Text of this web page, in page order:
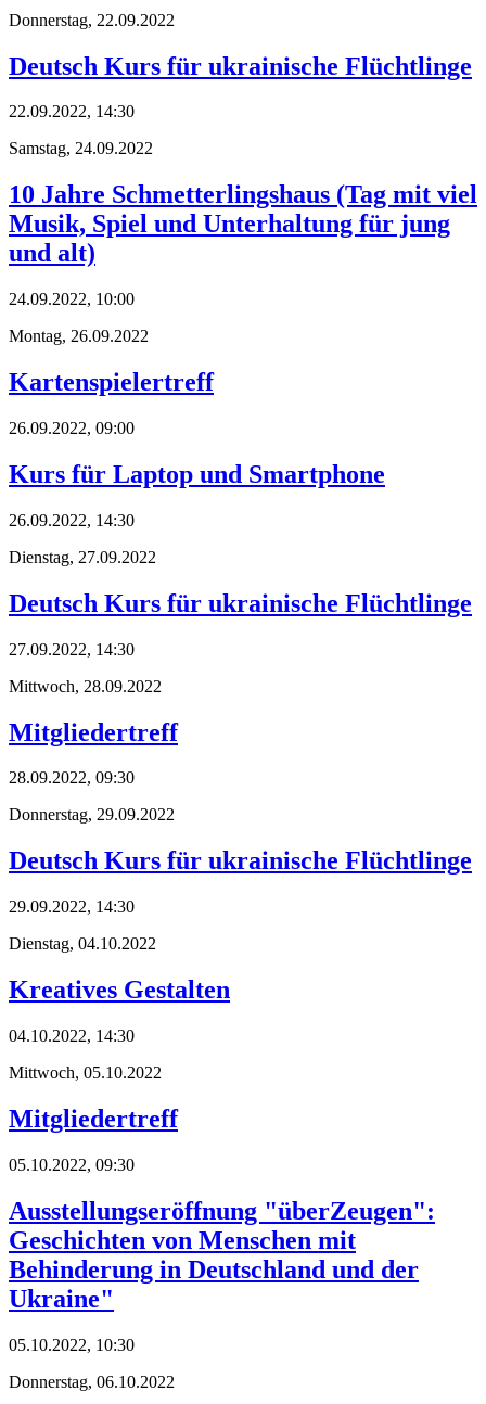
Donnerstag, 22.09.2022
Deutsch Kurs für ukrainische Flüchtlinge
22.09.2022, 14:30
Samstag, 24.09.2022
10 Jahre Schmetterlingshaus (Tag mit viel
Musik, Spiel und Unterhaltung für jung
und alt)
24.09.2022, 10:00
Montag, 26.09.2022
Kartenspielertreff
26.09.2022, 09:00
Kurs für Laptop und Smartphone
26.09.2022, 14:30
Dienstag, 27.09.2022
Deutsch Kurs für ukrainische Flüchtlinge
27.09.2022, 14:30
Mittwoch, 28.09.2022
Mitgliedertreff
28.09.2022, 09:30
Donnerstag, 29.09.2022
Deutsch Kurs für ukrainische Flüchtlinge
29.09.2022, 14:30
Dienstag, 04.10.2022
Kreatives Gestalten
04.10.2022, 14:30
Mittwoch, 05.10.2022
Mitgliedertreff
05.10.2022, 09:30
Ausstellungseröffnung "überZeugen":
Geschichten von Menschen mit
Behinderung in Deutschland und der
Ukraine"
05.10.2022, 10:30
Donnerstag, 06.10.2022